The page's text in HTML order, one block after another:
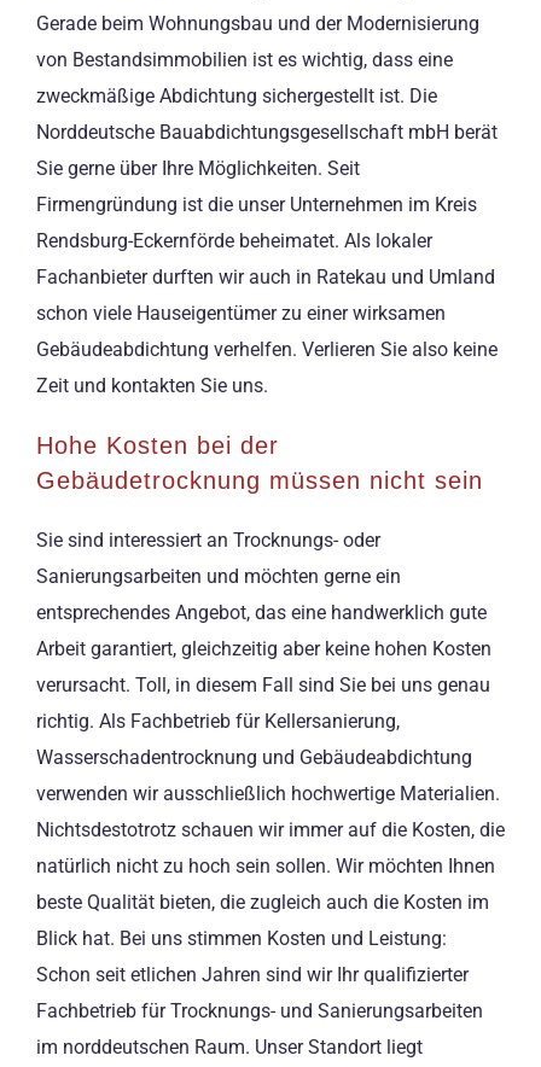
Gerade beim Wohnungsbau und der Modernisierung
von Bestandsimmobilien ist es wichtig, dass eine
zweckmäßige Abdichtung sichergestellt ist. Die
Norddeutsche Bauabdichtungsgesellschaft mbH berät
Sie gerne über Ihre Möglichkeiten. Seit
Firmengründung ist die unser Unternehmen im Kreis
Rendsburg-Eckernförde beheimatet. Als lokaler
Fachanbieter durften wir auch in Ratekau und Umland
schon viele Hauseigentümer zu einer wirksamen
Gebäudeabdichtung verhelfen. Verlieren Sie also keine
Zeit und kontakten Sie uns.
Hohe Kosten bei der
Gebäudetrocknung müssen nicht sein
Sie sind interessiert an Trocknungs- oder
Sanierungsarbeiten und möchten gerne ein
entsprechendes Angebot, das eine handwerklich gute
Arbeit garantiert, gleichzeitig aber keine hohen Kosten
verursacht. Toll, in diesem Fall sind Sie bei uns genau
richtig. Als Fachbetrieb für Kellersanierung,
Wasserschadentrocknung und Gebäudeabdichtung
verwenden wir ausschließlich hochwertige Materialien.
Nichtsdestotrotz schauen wir immer auf die Kosten, die
natürlich nicht zu hoch sein sollen. Wir möchten Ihnen
beste Qualität bieten, die zugleich auch die Kosten im
Blick hat. Bei uns stimmen Kosten und Leistung:
Schon seit etlichen Jahren sind wir Ihr qualifizierter
Fachbetrieb für Trocknungs- und Sanierungsarbeiten
im norddeutschen Raum. Unser Standort liegt